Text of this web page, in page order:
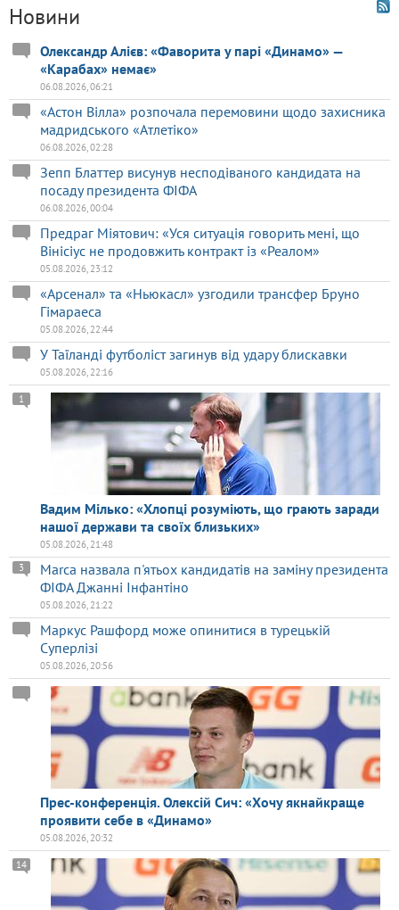
Новини
Олександр Алієв: «Фаворита у парі «Динамо» —
«Карабах» немає»
06.08.2026, 06:21
«Астон Вілла» розпочала перемовини щодо захисника
мадридського «Атлетіко»
06.08.2026, 02:28
Зепп Блаттер висунув несподіваного кандидата на
посаду президента ФІФА
06.08.2026, 00:04
Предраг Міятович: «Уся ситуація говорить мені, що
Вінісіус не продовжить контракт із «Реалом»
05.08.2026, 23:12
«Арсенал» та «Ньюкасл» узгодили трансфер Бруно
Гімараеса
05.08.2026, 22:44
У Таїланді футболіст загинув від удару блискавки
05.08.2026, 22:16
Вадим Мілько: «Хлопці розуміють, що грають заради
нашої держави та своїх близьких»
1
05.08.2026, 21:48
Marca назвала п'ятьох кандидатів на заміну президента
ФІФА Джанні Інфантіно
3
05.08.2026, 21:22
Маркус Рашфорд може опинитися в турецькій
Суперлізі
05.08.2026, 20:56
Прес-конференція. Олексій Сич: «Хочу якнайкраще
проявити себе в «Динамо»
05.08.2026, 20:32
14